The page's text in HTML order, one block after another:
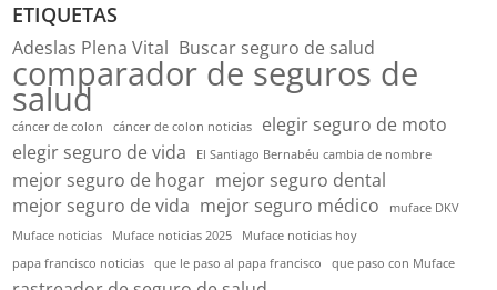
ETIQUETAS
Adeslas Plena Vital Buscar seguro de salud
comparador de seguros de
salud
cáncer de colon cáncer de colon noticias
elegir seguro de moto
elegir seguro de vida
El Santiago Bernabéu cambia de nombre
mejor seguro de hogar mejor seguro dental
mejor seguro de vida mejor seguro médico
muface DKV
Muface noticias
Muface noticias 2025
Muface noticias hoy
papa francisco noticias
que le paso al papa francisco que paso con Muface